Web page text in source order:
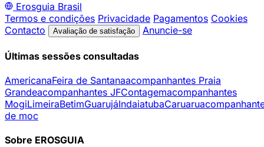
Erosguia Brasil
Termos e condições Privacidade Pagamentos Cookies
Contacto
Avaliação de satisfação Anuncie-se
Últimas sessões consultadas
AmericanaFeira de Santanaacompanhantes Praia
Grandeacompanhantes JFContagemacompanhantes
MogiLimeiraBetimGuarujáIndaiatubaCaruaru
de moc
Sobre EROSGUIA